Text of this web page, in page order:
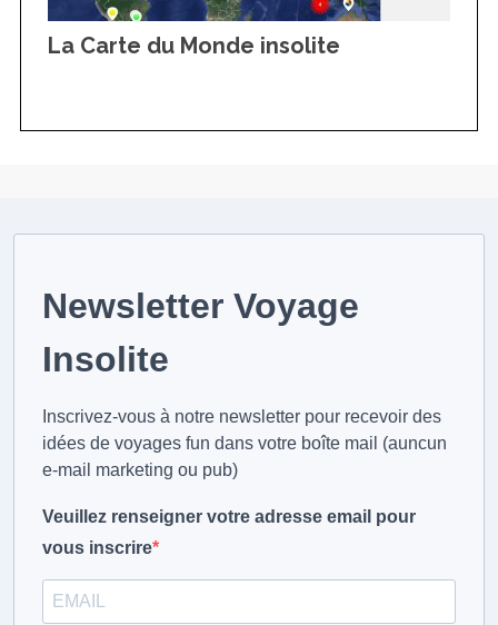
La Carte du Monde insolite
Newsletter Voyage
Insolite
Inscrivez-vous à notre newsletter pour recevoir des
idées de voyages fun dans votre boîte mail (auncun
e-mail marketing ou pub)
Veuillez renseigner votre adresse email pour
vous inscrire